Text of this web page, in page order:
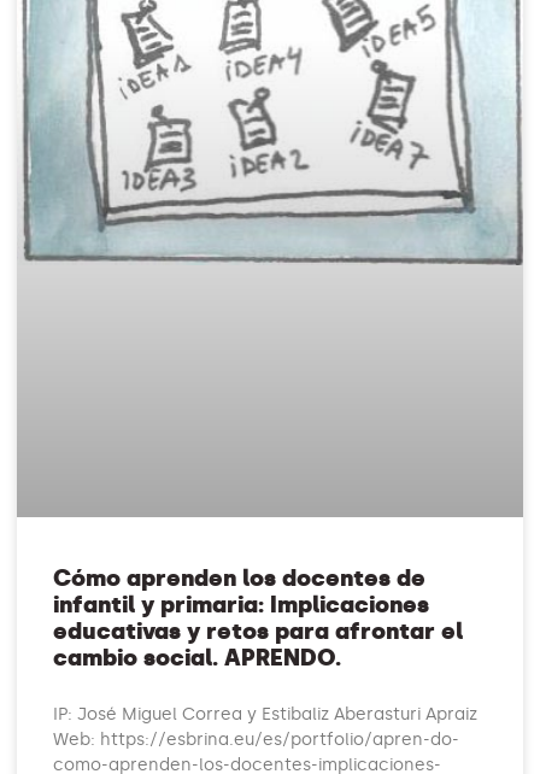
Cómo aprenden los docentes de
infantil y primaria: Implicaciones
educativas y retos para afrontar el
cambio social. APRENDO.
IP: José Miguel Correa y Estibaliz Aberasturi Apraiz
Web: https://esbrina.eu/es/portfolio/apren-do-
como-aprenden-los-docentes-implicaciones-